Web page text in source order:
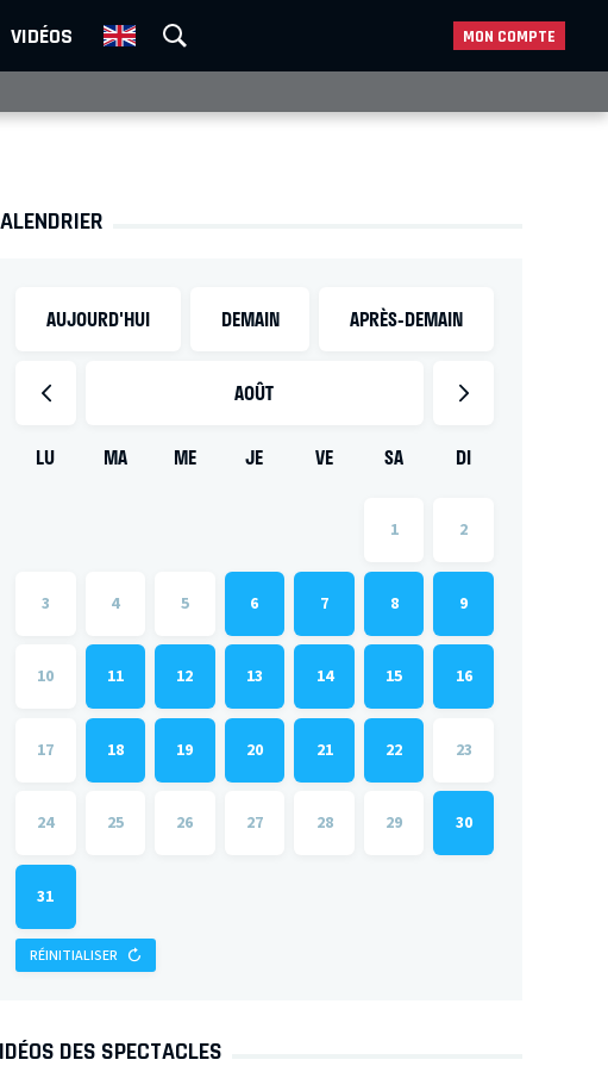
VIDÉOS MON COMPTE
AUJOURD'HUI DEMAIN APRÈS-DEMAIN
AOÛT
LU MA ME JE VE SA DI
1 2
3 4 5 6 7 8 9
10 11 12 13 14 15 16
17 18 19 20 21 22 23
24 25 26 27 28 29 30
31
RÉINITIALISER
DES SPECTACLES